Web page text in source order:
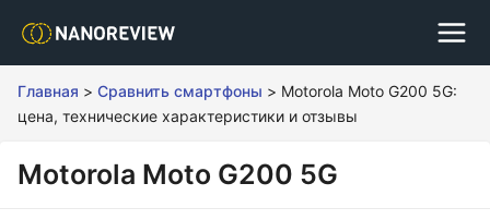
Главная > Сравнить смартфоны > Motorola Moto G200 5G:
цена, технические характеристики и отзывы
Motorola Moto G200 5G